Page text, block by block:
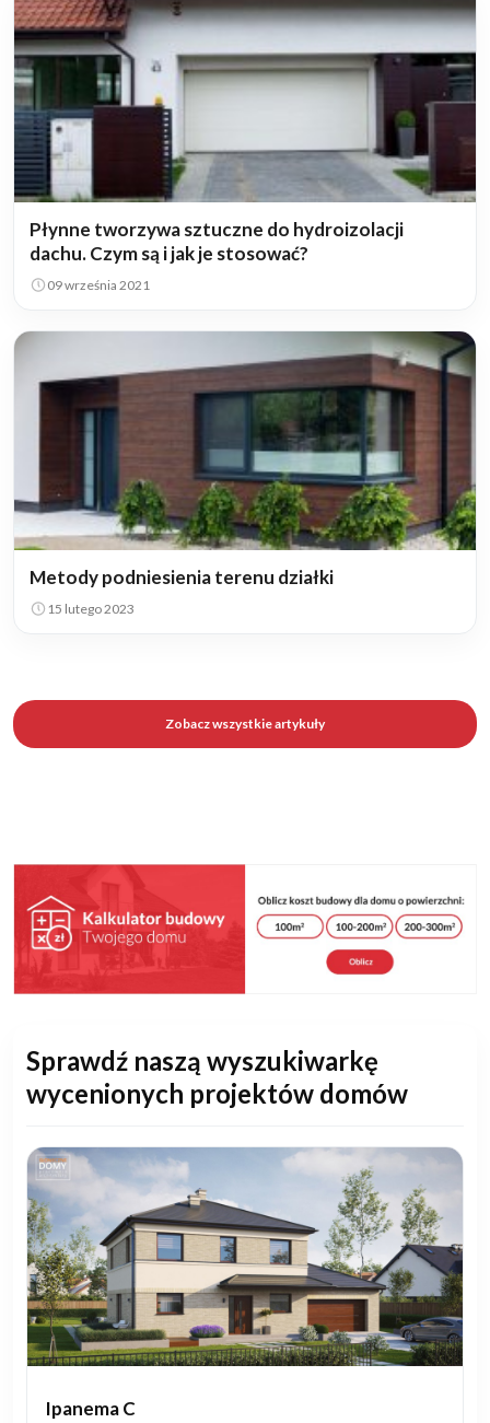
Płynne tworzywa sztuczne do hydroizolacji
dachu. Czym są i jak je stosować?
09 września 2021
Metody podniesienia terenu działki
15 lutego 2023
Zobacz wszystkie artykuły
Sprawdź naszą wyszukiwarkę
wycenionych projektów domów
Ipanema C